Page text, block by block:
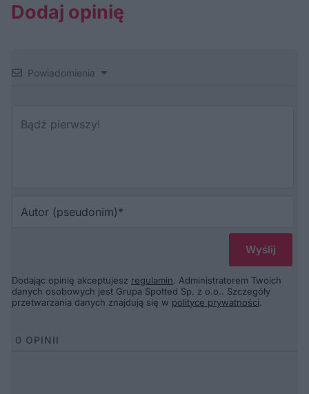
Dodaj opinię
Powiadomienia
Dodając opinię akceptujesz regulamin. Administratorem Twoich
danych osobowych jest Grupa Spotted Sp. z o.o.. Szczegóły
przetwarzania danych znajdują się w polityce prywatności.
0 OPINII